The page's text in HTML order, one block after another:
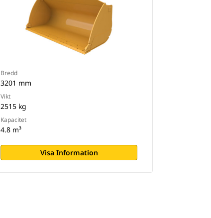
Bredd
3201 mm
Vikt
2515 kg
Kapacitet
4.8 m³
Visa Information